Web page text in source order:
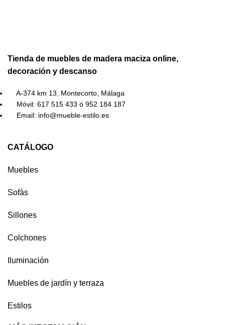
Tienda de muebles de madera maciza online,
decoración y descanso
A-374 km 13, Montecorto, Málaga
Móvil: 617 515 433 ó 952 184 187
Email: info@mueble-estilo.es
CATÁLOGO
Muebles
Sofás
Sillones
Colchones
Iluminación
Muebles de jardín y terraza
Estilos